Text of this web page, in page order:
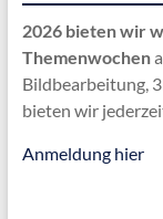
2026 bieten wir
Themenwochen
Bildbearbeitung,
bieten wir
Anmeldung hier